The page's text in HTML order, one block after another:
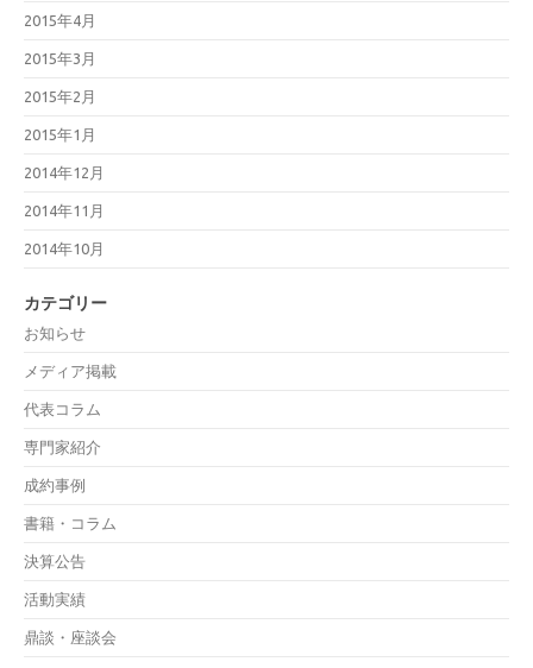
2015年4月
2015年3月
2015年2月
2015年1月
2014年12月
2014年11月
2014年10月
カテゴリー
お知らせ
メディア掲載
代表コラム
専門家紹介
成約事例
書籍・コラム
決算公告
活動実績
鼎談・座談会